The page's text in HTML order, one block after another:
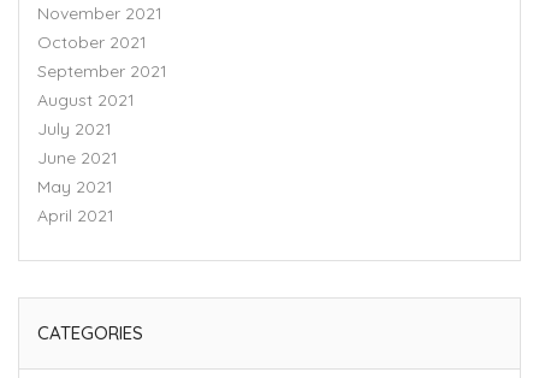
November 2021
October 2021
September 2021
August 2021
July 2021
June 2021
May 2021
April 2021
CATEGORIES